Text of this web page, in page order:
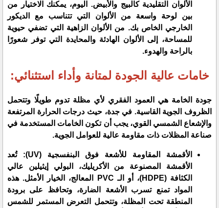
الألوان التقليدية كالبيج والأبيض. اليوم، يمكنك الاختيار من
بين لوحة واسعة من الألوان التي تتناسب مع الديكور
الخارجي الخاص بك. من الألوان الزاهية التي تضفي حيوية
للمساحة، إلى الألوان الهادئة والمحايدة التي توفر شعورًا
بالراحة والهدوء.
خامات عالية الجودة لمتانة وأداء استثنائي:
جودة الخامة هي العمود الفقري لأي مظلة تدوم طويلًا وتتحمل
الظروف الجوية القاسية. في جدة، حيث درجات الحرارة المرتفعة
والإشعاع الشمسي القوي، يجب أن تكون الخامات المستخدمة في
صناعة المظلات ذات مقاومة عالية للعوامل الجوية.
الأقمشة المقاومة للأشعة فوق البنفسجية (UV): تُعد
الأقمشة المصنوعة من الأكريليك، البولي إيثيلين عالي
الكثافة (HDPE)، أو الـ PVC المعالج، الخيار الأمثل. هذه
المواد تمنع تسرب الأشعة الضارة، وتحافظ على برودة
المنطقة تحت المظلة، وتتحمل التعرض المستمر للشمس